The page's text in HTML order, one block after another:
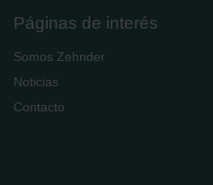
Páginas de interés
Somos Zehnder
Noticias
Contacto